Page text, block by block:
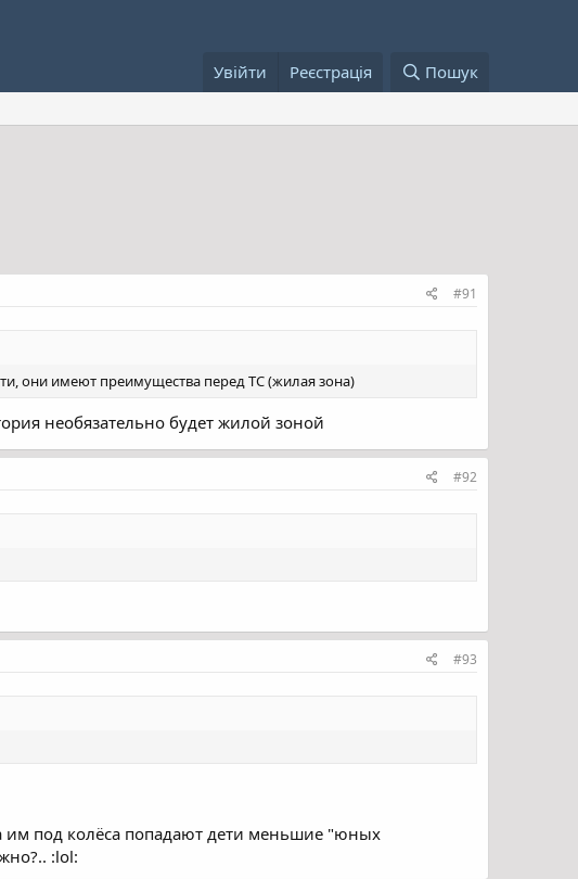
Увійти Реєстрація Пошук
#91
они имеют преимущества перед ТС (жилая зона)
необязательно будет жилой зоной
#92
#93
им под колёса попадают дети меньшие "юных
:lol: